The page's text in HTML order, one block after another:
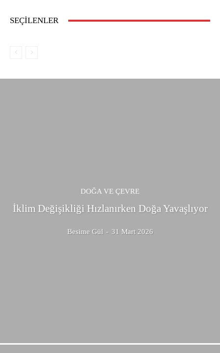
SEÇILENLER
DOĞA VE ÇEVRE
İklim Değişikliği Hızlanırken Doğa Yavaşlıyor
Besime Gül - 31 Mart 2026